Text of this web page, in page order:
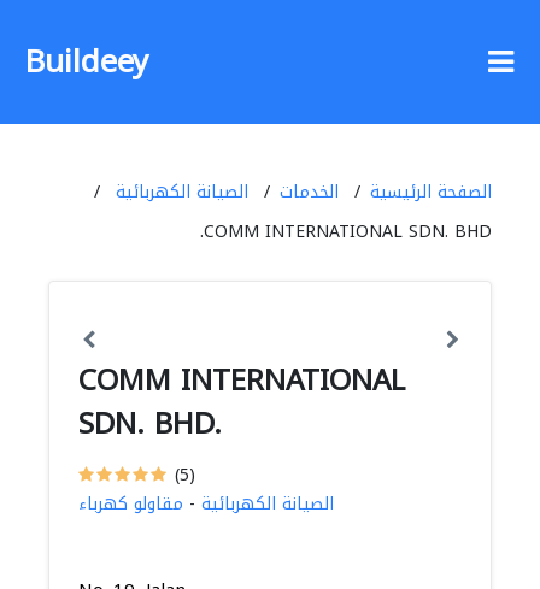
Buildeey
الصفحة الرئيسية الخدمات
الصيانة الكهربائية
COMM INTERNATIONAL SDN. BHD.
COMM INTERNATIONAL
SDN. BHD.
(5)
الصيانة الكهربائية - مقاولو كهرباء